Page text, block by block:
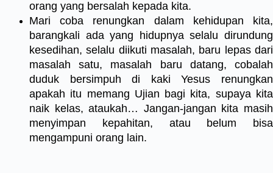
orang yang bersalah kepada kita.
Mari coba renungkan dalam kehidupan kita,
barangkali ada yang hidupnya selalu dirundung
kesedihan, selalu diikuti masalah, baru lepas dari
masalah satu, masalah baru datang, cobalah
duduk bersimpuh di kaki Yesus renungkan
apakah itu memang Ujian bagi kita, supaya kita
naik kelas, ataukah… Jangan-jangan kita masih
menyimpan kepahitan, atau belum bisa
mengampuni orang lain.